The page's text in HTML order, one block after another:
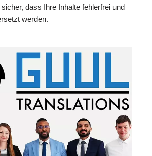
dass Ihre Inhalte fehlerfrei und
werden.